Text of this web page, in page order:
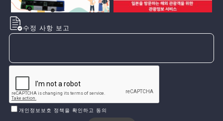
수정 사항 보고
개인정보보호 정책을 확인하고 동의